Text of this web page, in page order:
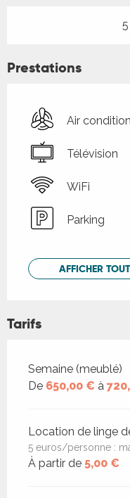
Prestations
Air
Télévision
WiFi
Parking
AFFICHER
Tarifs
Tarifs 2026
Semaine (meublé)
De 650,00 € à
Location de linge
5 euros/personne :
À partir de 5,00 €